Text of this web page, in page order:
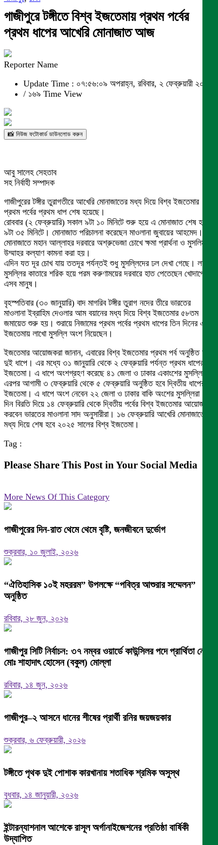
গাজীপুরে টঙ্গীতে বিশ্ব ইজতেমায় প্রথম পর্বের
প্রথম ধাপের আখেরি মোনাজাত আজ
Reporter Name
Update Time : ০৭:৫৬:০৯ অপরাহ্ন, রবিবার, ২ ফেব্রুয়ারী ২০২৫
/ ১৬৯ Time View
📸 নিউজ ফটোকার্ড ডাউনলোড করুন
আবু সালেহ সেহতাব
সহ নির্বাহী সম্পাদক
গাজীপুরের টঙ্গীর তুরাগতীরে আখেরি মোনাজাতের মধ্য দিয়ে বিশ্ব ইজতেমার
প্রথম পর্বের প্রথম ধাপ শেষ হয়েছে।
রোববার (২ ফেব্রুয়ারি) সকাল ৯টা ১০ মিনিটে শুরু হয়ে এ মোনাজাত শেষ হয়
৯টা ৩৫ মিনিটে। মোনাজাত পরিচালনা করেছেন মাওলানা জুবায়ের আহমেদ।
মোনাজাতে মহান আল্লাহর দরবারে অশ্রুভেজা চোখে ক্ষমা প্রার্থনা ও মুসলিম
উম্মাহর কল্যাণ কামনা করা হয়।
এদিন যত দূর চোখ যায় ততদূর পর্যন্তই শুধু মুসল্লিদের ঢল দেখা গেছে। লাখো
মুসল্লির কাতারে শরিক হয়ে পরম করুণাময়ের দরবারে হাত পেতেছেন খোদাপ্রেমী
এসব মানুষ।
বৃহস্পতিবার (৩০ জানুয়ারি) বাদ মাগরিব টঙ্গীর তুরাগ নদের তীরে ভারতের
মাওলানা ইব্রাহিম দেওলার আম বয়ানের মধ্য দিয়ে বিশ্ব ইজতেমার ৫৮তম
জমায়েত শুরু হয়। শুরায়ে নিজামের প্রথম পর্বের প্রথম ধাপের তিন দিনের এ
ইজতেমায় লাখো মুসল্লি অংশ নিয়েছেন।
ইজতেমার আয়োজকরা জানান, এবারের বিশ্ব ইজতেমার প্রথম পর্ব অনুষ্ঠিত হবে
দুই ধাপে। এর মধ্যে ৩১ জানুয়ারি থেকে ২ ফেব্রুয়ারি পর্যন্ত প্রথম ধাপের
ইজতেমা। এ ধাপে অংশগ্রহণ করেছে ৪১ জেলা ও ঢাকার একাংশের মুসল্লিরা।
এরপর আগামী ৩ ফেব্রুয়ারি থেকে ৫ ফেব্রুয়ারি অনুষ্ঠিত হবে দ্বিতীয় ধাপের
ইজতেমা। এ ধাপে অংশ নেবেন ২২ জেলা ও ঢাকার বাকি অংশের মুসল্লিরা। ৮
দিন বিরতি দিয়ে ১৪ ফেব্রুয়ারি থেকে দ্বিতীয় পর্বের বিশ্ব ইজতেমার আয়োজন
করবেন ভারতের মাওলানা সাদ অনুসারীরা। ১৬ ফেব্রুয়ারি আখেরি মোনাজাতের
মধ্য দিয়ে শেষ হবে ২০২৫ সালের বিশ্ব ইজতেমা।
Tag :
Please Share This Post in Your Social Media
More News Of This Category
গাজীপুরের দিন-রাত থেমে থেমে বৃষ্টি, জনজীবনে দুর্ভোগ
শুক্রবার, ১০ জুলাই, ২০২৬
“ঐতিহাসিক ১০ই মহররম” উপলক্ষে “পবিত্র আশুরার সম্মেলন”
অনুষ্ঠিত
রবিবার, ২৮ জুন, ২০২৬
গাজীপুর সিটি নির্বাচন: ৩৭ নম্বর ওয়ার্ডে কাউন্সিলর পদে প্রার্থিতা নেতা
মোঃ শাহাদাৎ হোসেন (বকুল) মোল্লা
রবিবার, ১৪ জুন, ২০২৬
গাজীপুর–২ আসনে ধানের শীষের প্রার্থী রনির জয়জয়কার
শুক্রবার, ৬ ফেব্রুয়ারী, ২০২৬
টঙ্গীতে পৃথক দুই পোশাক কারখানায় শতাধিক শ্রমিক অসুস্থ
বুধবার, ১৪ জানুয়ারী, ২০২৬
ইন্টারন্যাশনাল আশেকে রাসূল অর্গানাইজেশনের প্রতিষ্ঠা বার্ষিকী
উদ্যাপিত